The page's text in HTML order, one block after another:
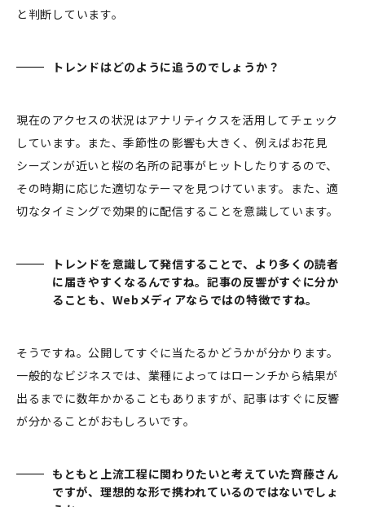
と判断しています。
トレンドはどのように追うのでしょうか？
現在のアクセスの状況はアナリティクスを活用してチェック
しています。また、季節性の影響も大きく、例えばお花見
シーズンが近いと桜の名所の記事がヒットしたりするので、
その時期に応じた適切なテーマを見つけています。また、適
切なタイミングで効果的に配信することを意識しています。
トレンドを意識して発信することで、より多くの読者
に届きやすくなるんですね。記事の反響がすぐに分か
ることも、Webメディアならではの特徴ですね。
そうですね。公開してすぐに当たるかどうかが分かります。
一般的なビジネスでは、業種によってはローンチから結果が
出るまでに数年かかることもありますが、記事はすぐに反響
が分かることがおもしろいです。
もともと上流工程に関わりたいと考えていた齊藤さん
ですが、理想的な形で携われているのではないでしょ